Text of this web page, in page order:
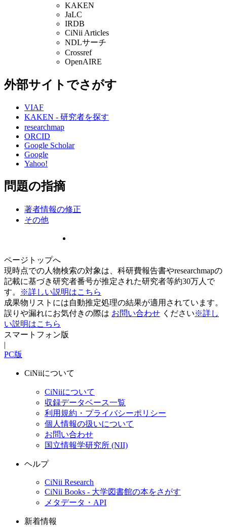
KAKEN
JaLC
IRDB
CiNii Articles
NDLサーチ
Crossref
OpenAIRE
外部サイトでさがす
VIAF
KAKEN - 研究者を探す
researchmap
ORCID
Google Scholar
Google
Yahoo!
問題の指摘
著者情報の修正
その他
ページトップへ
現時点での人物検索の対象は、科研費報告書やresearchmapの
記載に基づき研究者番号が推定された研究者等約30万人で
す。
※詳しい説明はこちら
成果物リストには自動推定処理の結果が適用されています。
誤りや漏れにお気付きの際は お問い合わせ ください※詳し
い説明はこちら
スマートフォン版
|
PC版
CiNiiについて
CiNiiについて
収録データベース一覧
利用規約・プライバシーポリシー
個人情報の扱いについて
お問い合わせ
国立情報学研究所 (NII)
ヘルプ
CiNii Research
CiNii Books - 大学図書館の本をさがす
メタデータ・API
新着情報